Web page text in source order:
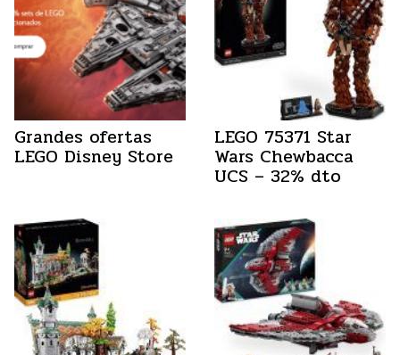
Grandes ofertas
LEGO Disney Store
LEGO 75371 Star
Wars Chewbacca
UCS – 32% dto